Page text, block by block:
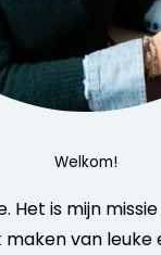
Welkom!
Het is mijn
van leuke